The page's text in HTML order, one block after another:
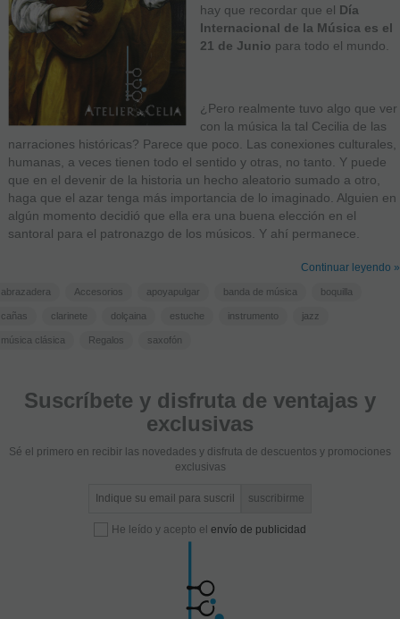
hay que recordar que el Día
Internacional de la Música es el
21 de Junio para todo el mundo.
¿Pero realmente tuvo algo que ver
con la música la tal Cecilia de las
narraciones históricas? Parece que poco. Las conexiones culturales,
humanas, a veces tienen todo el sentido y otras, no tanto. Y puede
que en el devenir de la historia un hecho aleatorio sumado a otro,
haga que el azar tenga más importancia de lo imaginado. Alguien en
algún momento decidió que ella era una buena elección en el
santoral para el patronazgo de los músicos. Y ahí permanece.
Continuar leyendo »
abrazadera Accesorios apoyapulgar banda de música boquilla
cañas clarinete dolçaina estuche instrumento jazz
música clásica Regalos saxofón
Suscríbete y disfruta de ventajas y
exclusivas
Sé el primero en recibir las novedades y disfruta de descuentos y promociones
exclusivas
He leído y acepto el envío de publicidad